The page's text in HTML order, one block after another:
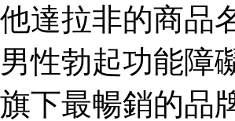
他達拉非的商品
男性勃起功能障
旗下最暢銷的品